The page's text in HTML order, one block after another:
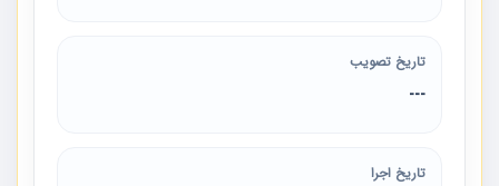
تاریخ تصویب
---
تاریخ اجرا